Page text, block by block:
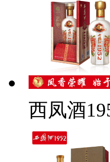
西凤酒